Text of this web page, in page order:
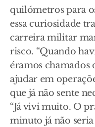
quilómetros para
essa curiosidade
carreira militar
risco. “Quando
éramos chamados
ajudar em
que já não sente
“Já vivi muito. O
minuto já não seria